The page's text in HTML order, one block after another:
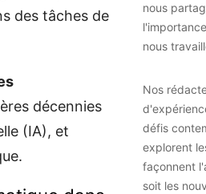
des tâches de
décennies
(IA), et
nous
nous
Nos
défis
explorent
façonnent
soit les